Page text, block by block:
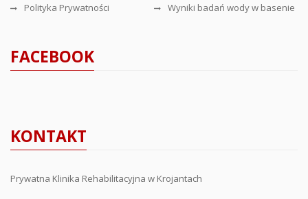
Polityka Prywatności Wyniki badań wody w basenie
FACEBOOK
KONTAKT
Prywatna Klinika Rehabilitacyjna w Krojantach